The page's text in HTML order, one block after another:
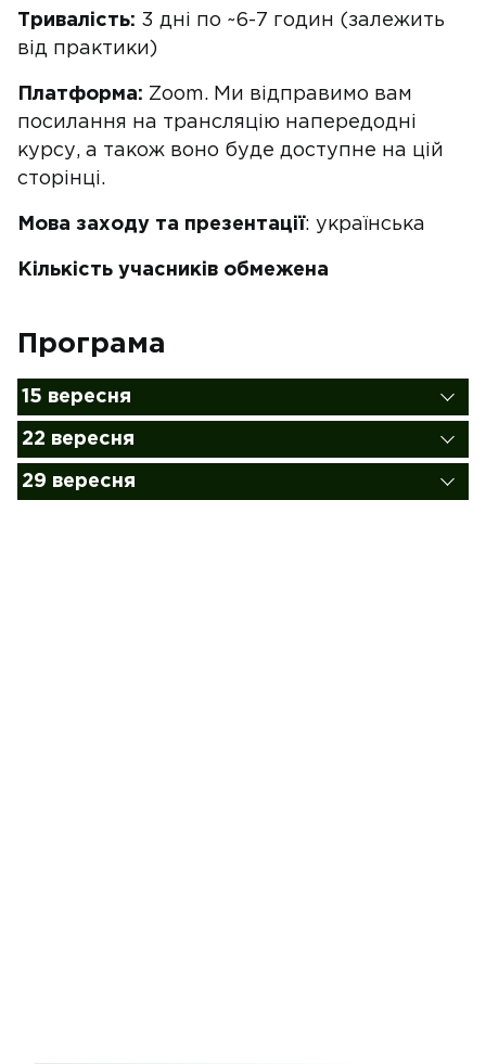
Тривалість: 3 дні по ~6-7 годин (залежить
від практики)
Платформа: Zoom. Ми відправимо вам
посилання на трансляцію напередодні
курсу, а також воно буде доступне на цій
сторінці.
Мова заходу та презентації: українська
Кількість учасників обмежена
Програма
15 вересня
22 вересня
29 вересня